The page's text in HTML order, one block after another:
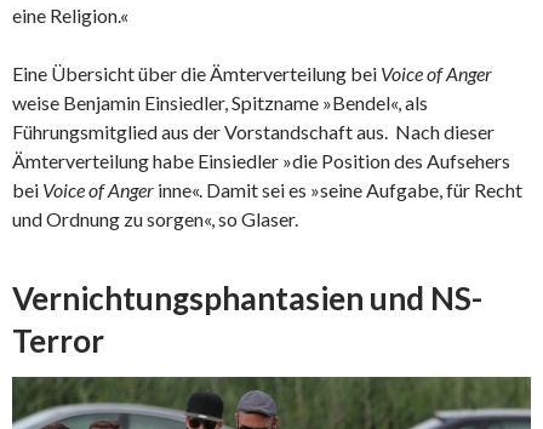
eine Religion.«
Eine Übersicht über die Ämterverteilung bei Voice of Anger
weise Benjamin Einsiedler, Spitzname »Bendel«, als
Führungsmitglied aus der Vorstandschaft aus. Nach dieser
Ämterverteilung habe Einsiedler »die Position des Aufsehers
bei Voice of Anger inne«. Damit sei es »seine Aufgabe, für Recht
und Ordnung zu sorgen«, so Glaser.
Vernichtungsphantasien und NS-
Terror